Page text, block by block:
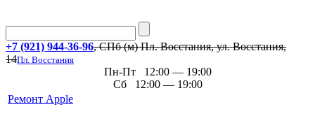
+7 (921) 944-36-96, СПб (м) Пл. Восстания, ул. Восстания,
14Пл. Восстания
Пн-Пт 12:00 — 19:00
Сб 12:00 — 19:00
Ремонт Apple